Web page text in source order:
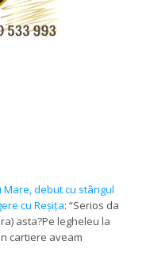
Mare, debut cu stângul
cu Reșița: “Serios da
asta?Pe legheleu la
cartiere aveam